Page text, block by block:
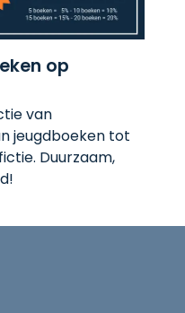
op
van
jeugdboeken tot
Duurzaam,